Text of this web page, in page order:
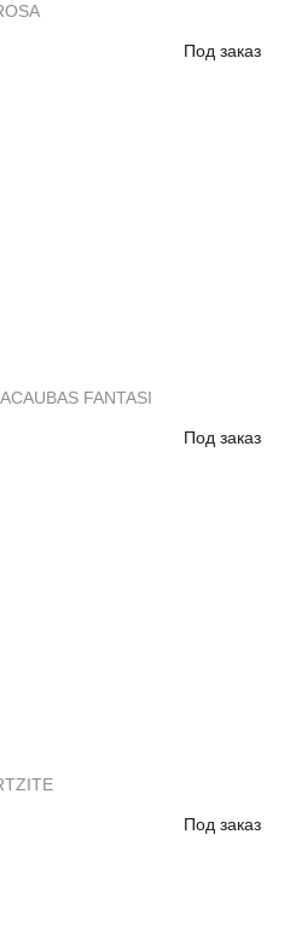
Под заказ
FANTASI
Под заказ
Под заказ